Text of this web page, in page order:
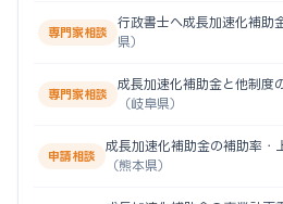
専門家相談
行政書士へ成長加速化補助
県）
専門家相談
成長加速化補助金と他制度
（岐阜県）
申請相談
成長加速化補助金の補助率・
（熊本県）